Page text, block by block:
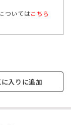
ついてはこちら
に入りに追加